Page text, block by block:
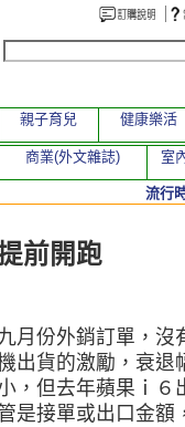
前開跑
月份外銷訂單，沒
出貨的激勵，衰
，但去年蘋果ｉ６
是接單或出口金
親子育兒 健康樂活
商業(外文雜誌) 室
流行